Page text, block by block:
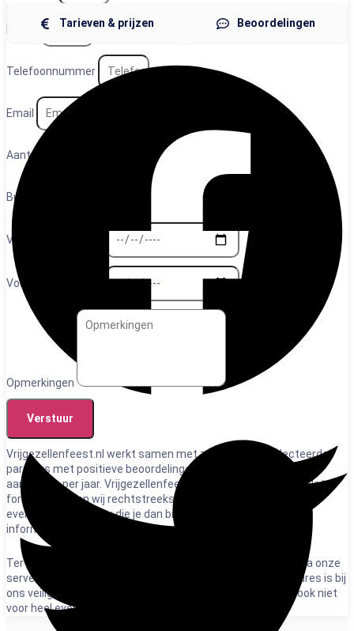
Plaats
Telefoonnummer
Email
Aantal personen
Budget
Voorkeurs datum 1
Voorkeurs datum 2
Opmerkingen
Verstuur
Vrijgezellenfeest.nl werkt samen met zorgvuldig geselecteerde
partners met positieve beoordelingen en ontvangt duizenden
aanvragen per jaar. Vrijgezellenfeest.nl is geen organisator. Het
formulier sturen wij rechtstreeks naar het uitvoerende
evenementenbureau die je dan binnen 2 werkdagen direct
informeert. Wel zo makkelijk.
Ter bescherming van de privacy verloopt het mailcontact via onze
server en schermen wij e-mailadresssen af. Jouw e-mailadres is bij
ons veilig. We verkopen het niet door en lenen het niet uit, ook niet
voor heel even.
Tarieven & prijzen Beoordelingen